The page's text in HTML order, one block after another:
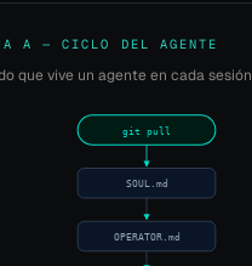
A — CICLO DEL AGENTE
que vive un agente en cada sesión
git pull
SOUL.md
OPERATOR.md